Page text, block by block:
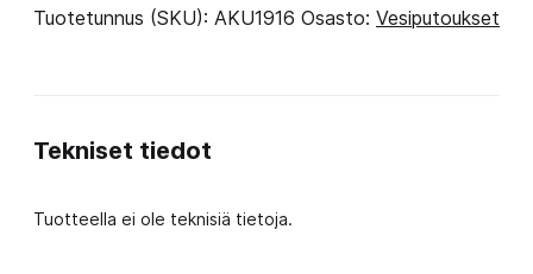
määrä
Tuotetunnus (SKU): AKU1916 Osasto: Vesiputoukset
Tekniset tiedot
Tuotteella ei ole teknisiä tietoja.